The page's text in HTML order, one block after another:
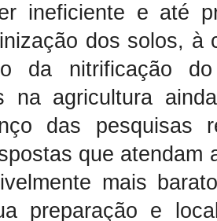
ineficiente e até
dos solos, à
da nitrificação
na agricultura
das pesquisas
que atendam
mais
preparação e